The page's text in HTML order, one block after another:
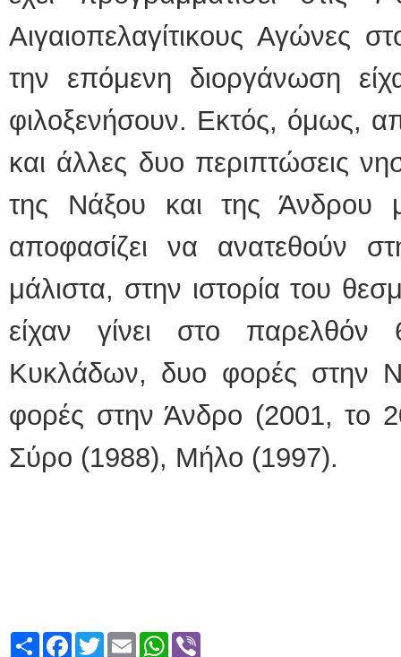
Αιγαιοπελαγίτικους Αγώνες
την επόμενη διοργάνωση
φιλοξενήσουν. Εκτός, όμως,
και άλλες δυο περιπτώσεις
της Νάξου και της
αποφασίζει να ανατεθούν
μάλιστα, στην ιστορία του
είχαν γίνει στο
Κυκλάδων, δυο φορές στην
φορές στην Άνδρο (2001, το
Σύρο (1988), Μήλο (1997).
ShareFacebook
TwitterEmailWhatsApp